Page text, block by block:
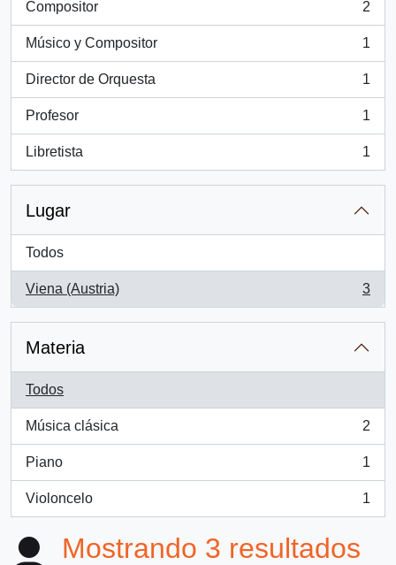
Compositor
, 2 resultados
2
Músico y Compositor
, 1 resultados
1
Director de Orquesta
, 1 resultados
1
Profesor
, 1 resultados
1
Libretista
, 1 resultados
1
Lugar
Todos
Viena (Austria)
, 3 resultados
3
Materia
Todos
Música clásica
, 2 resultados
2
Piano
, 1 resultados
1
Violoncelo
, 1 resultados
1
Mostrando 3 resultados